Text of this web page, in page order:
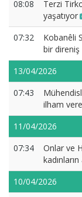
08:08
Terzi
yaşatıyor
07:32
Kobanêli
bir direniş
13/04/2026
07:43
ilham
11/04/2026
07:34
Onlar ve
kadınların
10/04/2026